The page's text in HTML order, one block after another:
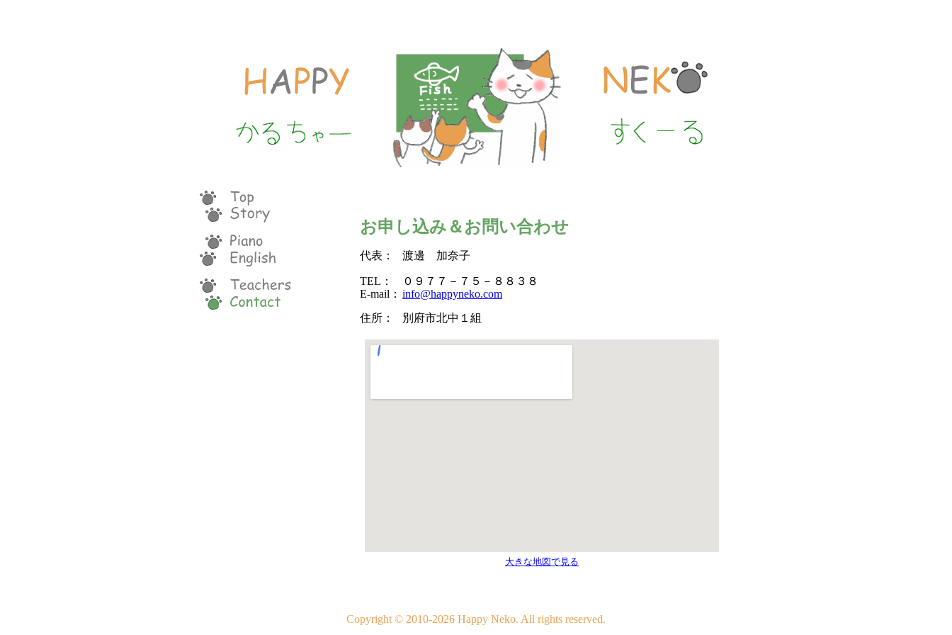
お申し込み＆お問い合わせ
代表： 渡邊 加奈子
TEL：
０９７７－７５－８８３８
E-mail： info@happyneko.com
住所：
別府市北中１組
大きな地図で見る
Copyright © 2010-2026 Happy Neko. All rights reserved.